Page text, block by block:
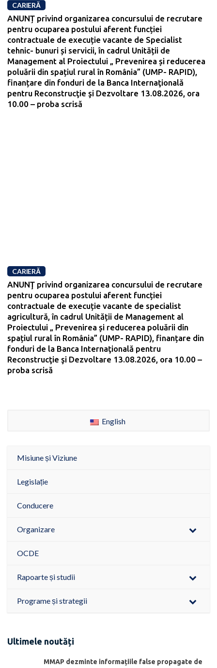
CARIERĂ
ANUNȚ privind organizarea concursului de recrutare
pentru ocuparea postului aferent funcției
contractuale de execuție vacante de Specialist
tehnic- bunuri și servicii, în cadrul Unității de
Management al Proiectului „ Prevenirea și reducerea
poluării din spațiul rural în România” (UMP- RAPID),
finanțare din fonduri de la Banca Internaţională
pentru Reconstrucţie şi Dezvoltare 13.08.2026, ora
10.00 – proba scrisă
CARIERĂ
ANUNŢ privind organizarea concursului de recrutare
pentru ocuparea postului aferent funcției
contractuale de execuție vacante de specialist
agricultură, în cadrul Unității de Management al
Proiectului „ Prevenirea și reducerea poluării din
spațiul rural în România” (UMP- RAPID), finanțare din
fonduri de la Banca Internaţională pentru
Reconstrucţie şi Dezvoltare 13.08.2026, ora 10.00 –
proba scrisă
English
Misiune și Viziune
Legislație
Conducere
Organizare
OCDE
Rapoarte și studii
Programe și strategii
Ultimele noutăți
MMAP dezminte informațiile false propagate de